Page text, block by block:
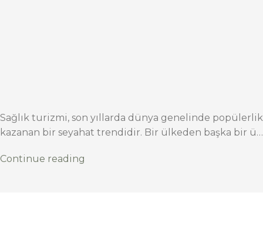
Sağlık turizmi, son yıllarda dünya genelinde popülerlik
kazanan bir seyahat trendidir. Bir ülkeden başka bir ü…
Continue reading